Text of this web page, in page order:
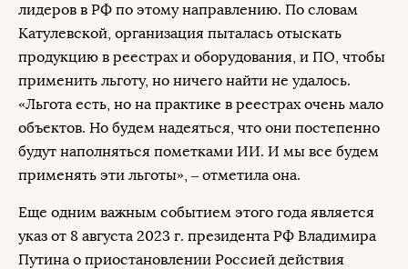
лидеров в РФ по этому направлению. По словам
Катулевской, организация пыталась отыскать
продукцию в реестрах и оборудования, и ПО, чтобы
применить льготу, но ничего найти не удалось.
«Льгота есть, но на практике в реестрах очень мало
объектов. Но будем надеяться, что они постепенно
будут наполняться пометками ИИ. И мы все будем
применять эти льготы», – отметила она.
Еще одним важным событием этого года является
указ от 8 августа 2023 г. президента РФ Владимира
Путина о приостановлении Россией действия